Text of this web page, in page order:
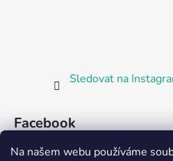
Na našem webu používáme
Sledovat na
Facebook